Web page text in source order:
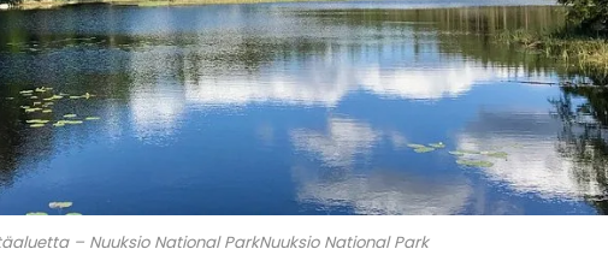
– Nuuksio National ParkNuuksio National Park